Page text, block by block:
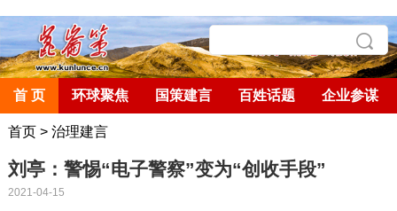
首 页 环球聚焦 国策建言 百姓话题 企业参谋
首页> 治理建言
刘亭：警惕“电子警察”变为“创收手段”
2021-04-15